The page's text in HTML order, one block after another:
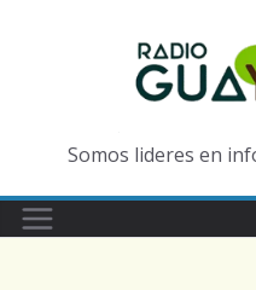
Somos lideres en